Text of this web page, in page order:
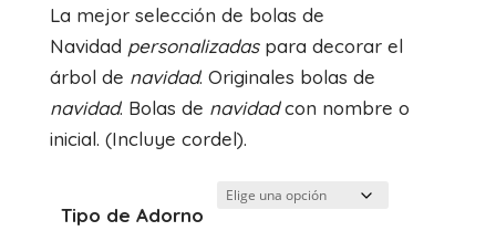
de
precios:
desde
6.00€
hasta
La mejor selección de bolas de
Navidad personalizadaspara decorar el
árbol de navidad. Originales bolas de
navidad. Bolas de navidadcon nombre o
inicial. (Incluye cordel).
Tipo de Adorno